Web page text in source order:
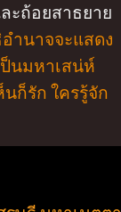
ะถ้อยสาธยาย
ำนาจจะแสดง
นมหาเสน่ห์
ก็รัก ใครรู้จัก